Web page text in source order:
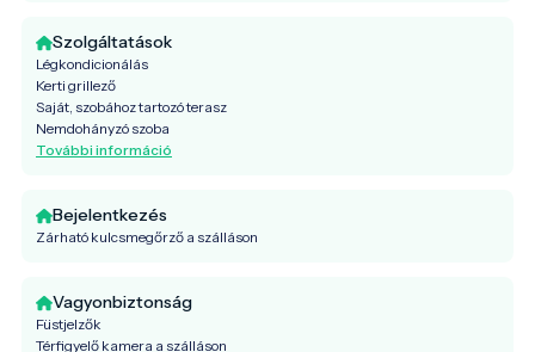
Szolgáltatások
Légkondicionálás
Kerti grillező
Saját, szobához tartozó terasz
Nemdohányzó szoba
További információ
Bejelentkezés
Zárható kulcsmegőrző a szálláson
Vagyonbiztonság
Füstjelzők
Térfigyelő kamera a szálláson